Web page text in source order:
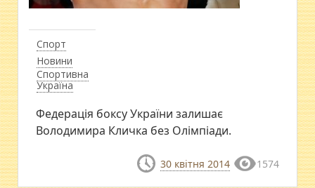
Спорт
Новини
Спортивна
Україна
Федерація боксу України залишає
Володимира Кличка без Олімпіади.
30 квітня 2014 1574